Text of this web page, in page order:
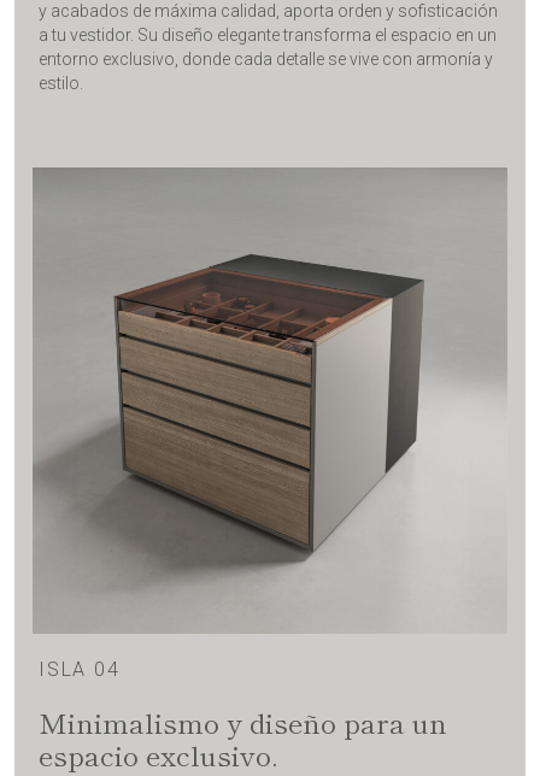
y acabados de máxima calidad, aporta orden y sofisticación
a tu vestidor. Su diseño elegante transforma el espacio en un
entorno exclusivo, donde cada detalle se vive con armonía y
estilo.
ISLA 04
Minimalismo y diseño para un
espacio exclusivo.